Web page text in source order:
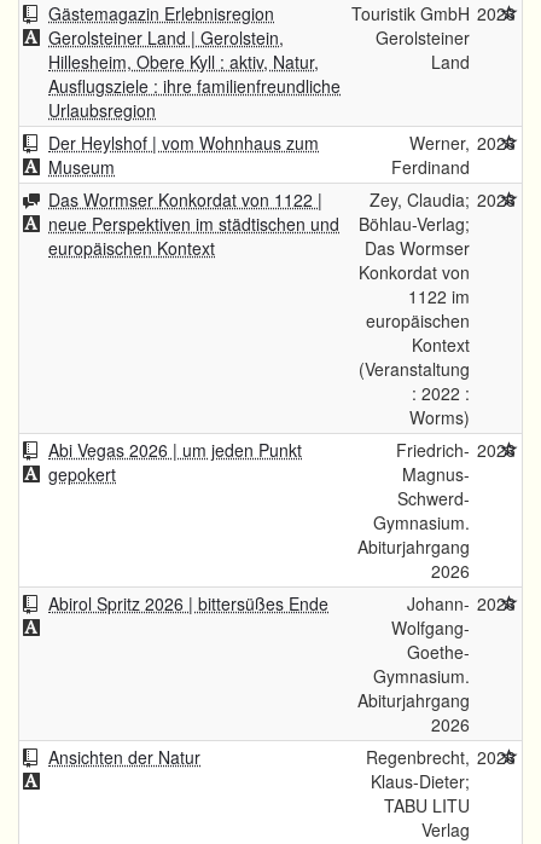
Gästemagazin Erlebnisregion
Gerolsteiner Land | Gerolstein,
Hillesheim, Obere Kyll : aktiv, Natur,
Ausflugsziele : ihre familienfreundliche
Urlaubsregion
Touristik GmbH
Gerolsteiner
Land
2026
Der Heylshof | vom Wohnhaus zum
Museum
Werner,
Ferdinand
2026
Das Wormser Konkordat von 1122 |
neue Perspektiven im städtischen und
europäischen Kontext
Zey, Claudia;
Böhlau-Verlag;
Das Wormser
Konkordat von
1122 im
europäischen
Kontext
(Veranstaltung
: 2022 :
Worms)
2026
Abi Vegas 2026 | um jeden Punkt
gepokert
Friedrich-
Magnus-
Schwerd-
Gymnasium.
Abiturjahrgang
2026
2026
Abirol Spritz 2026 | bittersüßes Ende
Johann-
Wolfgang-
Goethe-
Gymnasium.
Abiturjahrgang
2026
2026
Ansichten der Natur
Regenbrecht,
Klaus-Dieter;
TABU LITU
Verlag
2026